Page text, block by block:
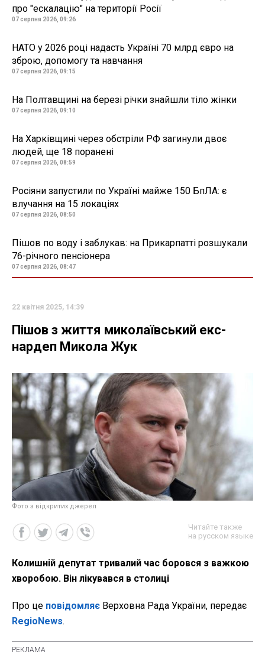
про "ескалацію" на території Росії
07 серпня 2026, 09:26
НАТО у 2026 році надасть Україні 70 млрд євро на
зброю, допомогу та навчання
07 серпня 2026, 09:15
На Полтавщині на березі річки знайшли тіло жінки
07 серпня 2026, 09:10
На Харківщині через обстріли РФ загинули двоє
людей, ще 18 поранені
07 серпня 2026, 08:59
Росіяни запустили по Україні майже 150 БпЛА: є
влучання на 15 локаціях
07 серпня 2026, 08:50
Пішов по воду і заблукав: на Прикарпатті розшукали
76-річного пенсіонера
07 серпня 2026, 08:47
22 квітня 2025, 14:39
Пішов з життя миколаївський екс-
нардеп Микола Жук
Фото з відкритих джерел
Читайте также
на русском языке
Колишній депутат тривалий час боровся з важкою
хворобою. Він лікувався в столиці
Про це повідомляє Верховна Рада України, передає
RegioNews.